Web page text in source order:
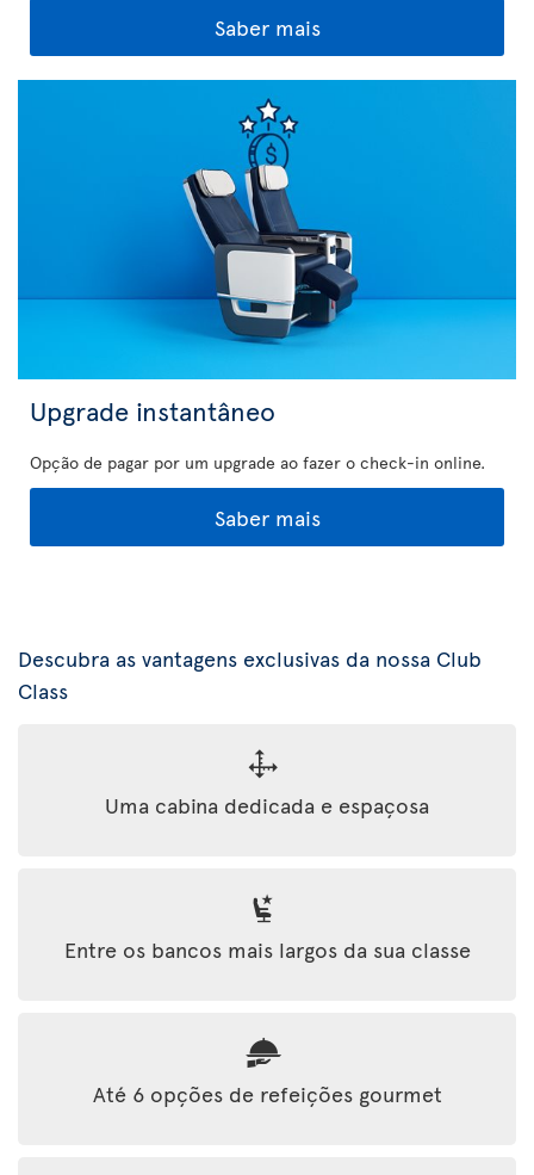
Saber mais
Upgrade instantâneo
Opção de pagar por um upgrade ao fazer o check-in online.
Saber mais
Descubra as vantagens exclusivas da nossa Club
Class
Uma cabina dedicada e espaçosa
Entre os bancos mais largos da sua classe
Até 6 opções de refeições gourmet